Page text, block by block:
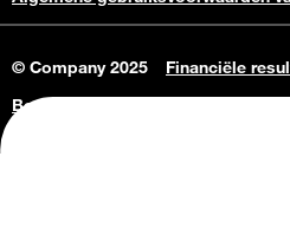
© Company 2025
Financiële
Bedrijfsgegevens